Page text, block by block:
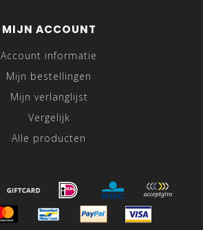
MIJN ACCOUNT
Account informatie
Mijn bestellingen
Mijn verlanglijst
Vergelijk
Alle producten